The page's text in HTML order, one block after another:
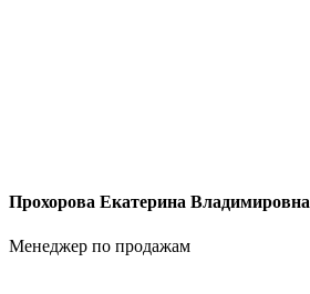
Прохорова Екатерина Владимировна
Менеджер по продажам